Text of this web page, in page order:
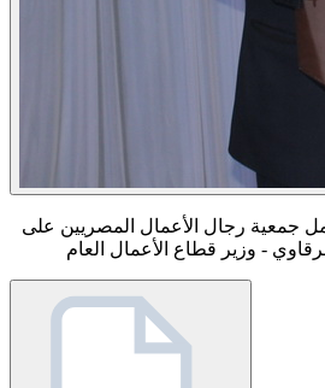
جمعية رجال الأعمال المصريين على
- وزير قطاع الأعمال العام